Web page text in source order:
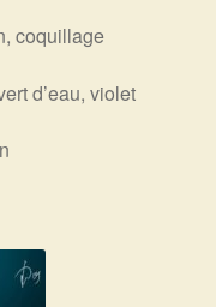
coquillage
d’eau, violet